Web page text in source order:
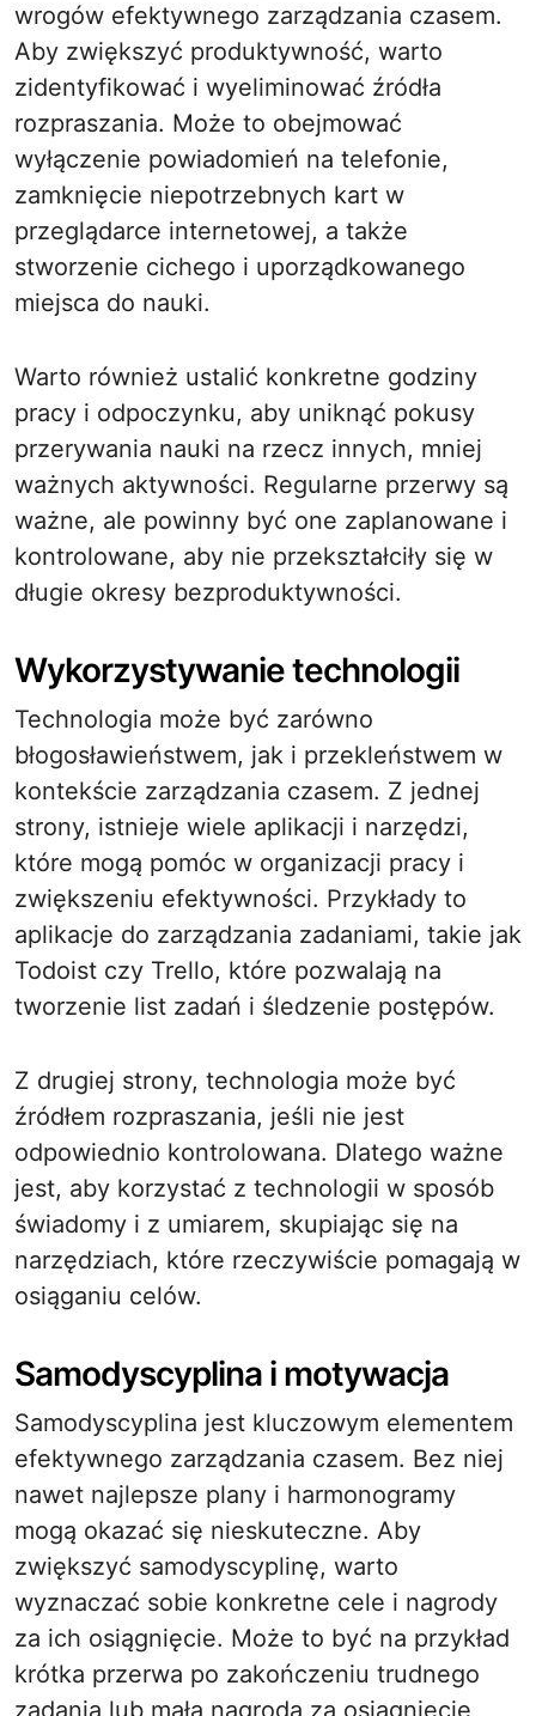
wrogów efektywnego zarządzania czasem.
Aby zwiększyć produktywność, warto
zidentyfikować i wyeliminować źródła
rozpraszania. Może to obejmować
wyłączenie powiadomień na telefonie,
zamknięcie niepotrzebnych kart w
przeglądarce internetowej, a także
stworzenie cichego i uporządkowanego
miejsca do nauki.
Warto również ustalić konkretne godziny
pracy i odpoczynku, aby uniknąć pokusy
przerywania nauki na rzecz innych, mniej
ważnych aktywności. Regularne przerwy są
ważne, ale powinny być one zaplanowane i
kontrolowane, aby nie przekształciły się w
długie okresy bezproduktywności.
Wykorzystywanie technologii
Technologia może być zarówno
błogosławieństwem, jak i przekleństwem w
kontekście zarządzania czasem. Z jednej
strony, istnieje wiele aplikacji i narzędzi,
które mogą pomóc w organizacji pracy i
zwiększeniu efektywności. Przykłady to
aplikacje do zarządzania zadaniami, takie jak
Todoist czy Trello, które pozwalają na
tworzenie list zadań i śledzenie postępów.
Z drugiej strony, technologia może być
źródłem rozpraszania, jeśli nie jest
odpowiednio kontrolowana. Dlatego ważne
jest, aby korzystać z technologii w sposób
świadomy i z umiarem, skupiając się na
narzędziach, które rzeczywiście pomagają w
osiąganiu celów.
Samodyscyplina i motywacja
Samodyscyplina jest kluczowym elementem
efektywnego zarządzania czasem. Bez niej
nawet najlepsze plany i harmonogramy
mogą okazać się nieskuteczne. Aby
zwiększyć samodyscyplinę, warto
wyznaczać sobie konkretne cele i nagrody
za ich osiągnięcie. Może to być na przykład
krótka przerwa po zakończeniu trudnego
zadania lub mała nagroda za osiągnięcie